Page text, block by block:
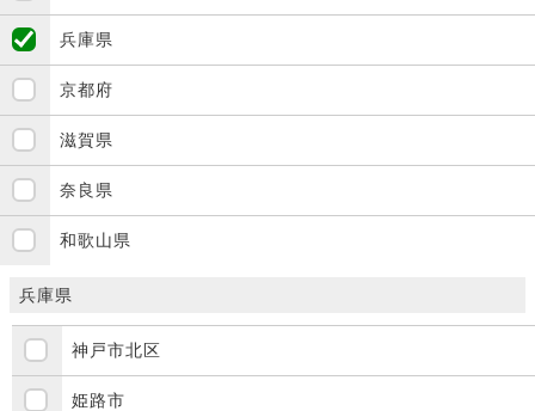
兵庫県
京都府
滋賀県
奈良県
和歌山県
兵庫県
神戸市北区
姫路市